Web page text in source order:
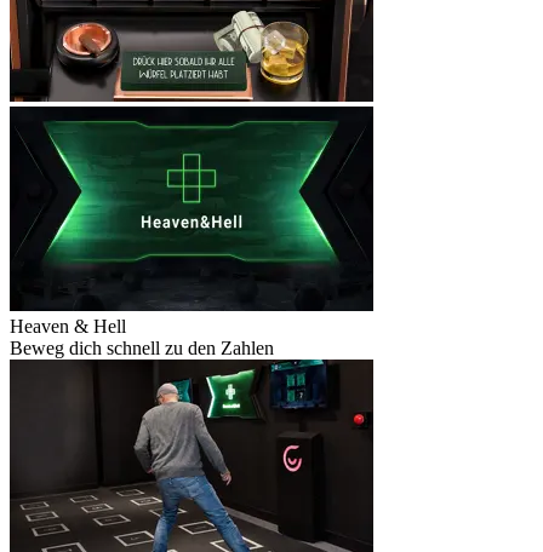
Heaven & Hell
Beweg dich schnell zu den Zahlen